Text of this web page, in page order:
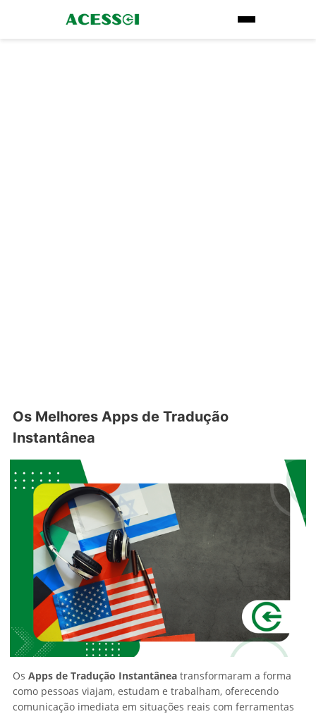
Os Melhores Apps de Tradução
Instantânea
Os Apps de Tradução Instantânea transformaram a forma
como pessoas viajam, estudam e trabalham, oferecendo
comunicação imediata em situações reais com ferramentas